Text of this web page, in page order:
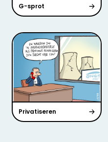
G-sprot
Privatiseren